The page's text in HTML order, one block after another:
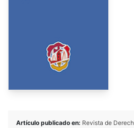
Artículo publicado en: Revista de